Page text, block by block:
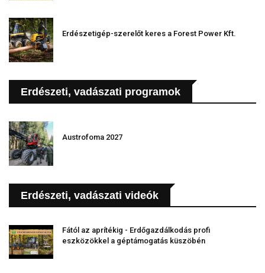
Erdészetigép-szerelőt keres a Forest Power Kft.
Erdészeti, vadászati programok
Austrofoma 2027
Erdészeti, vadászati videók
Fától az aprítékig - Erdőgazdálkodás profi
eszközökkel a géptámogatás küszöbén